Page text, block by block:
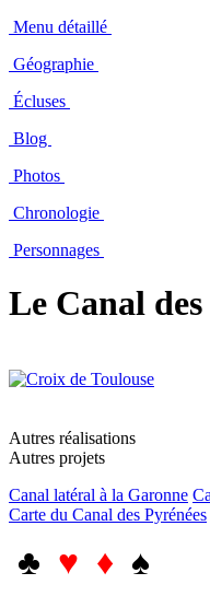
Menu détaillé
Géographie
Écluses
Blog
Photos
Chronologie
Personnages
Le Canal des
Autres réalisations
Autres projets
Canal latéral à la Garonne
Carte du Canal des Pyrénées
♣ ♥ ♦ ♠